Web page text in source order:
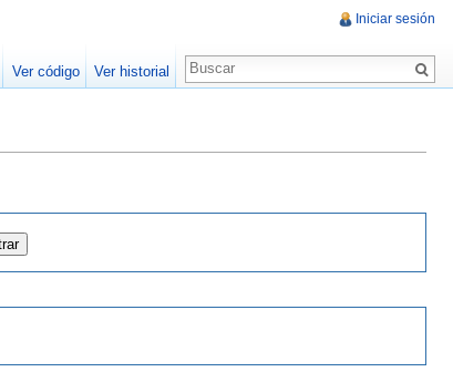
Iniciar sesión
Ver código Ver historial